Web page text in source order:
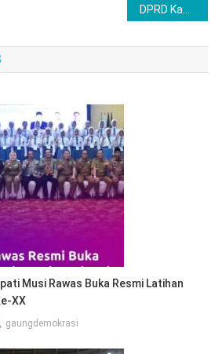
Musi Rawas Buka Resmi Latihan
XX
gaungdemokrasi